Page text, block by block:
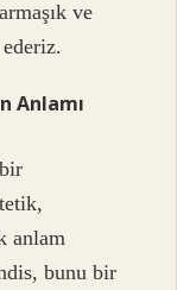
ve
Anlamı
anlam
bunu bir